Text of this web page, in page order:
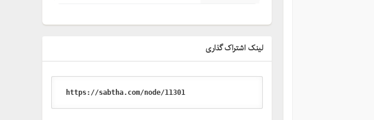
لینک اشتراک گذاری